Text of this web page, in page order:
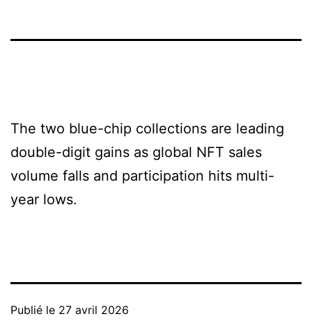
The two blue-chip collections are leading
double-digit gains as global NFT sales
volume falls and participation hits multi-
year lows.
Publié le 27 avril 2026